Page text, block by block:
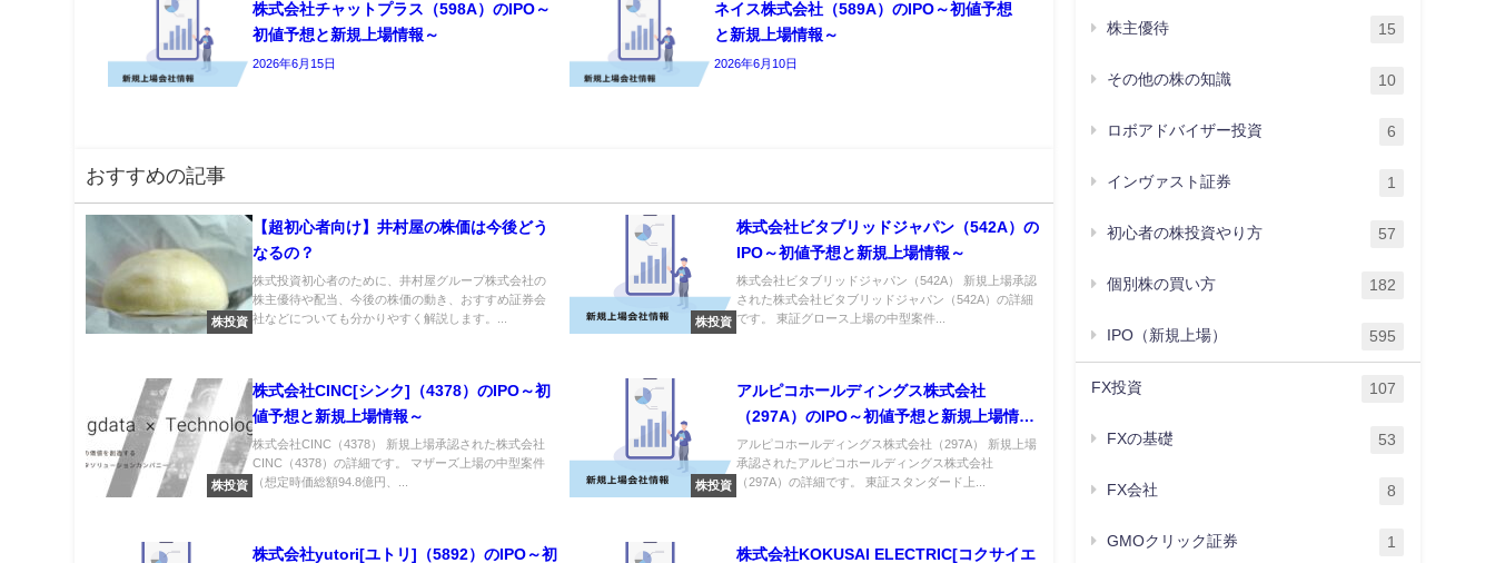
株式会社チャットプラス（598A）のIPO～
初値予想と新規上場情報～
2026年6月15日
ネイス株式会社（589A）のIPO～初値予想
と新規上場情報～
2026年6月10日
おすすめの記事
株投資
【超初心者向け】井村屋の株価は今後どう
なるの？
株式投資初心者のために、井村屋グループ株式会社の
株主優待や配当、今後の株価の動き、おすすめ証券会
社などについても分かりやすく解説します。...
株投資
株式会社ビタブリッドジャパン（542A）の
IPO～初値予想と新規上場情報～
株式会社ビタブリッドジャパン（542A） 新規上場承認
された株式会社ビタブリッドジャパン（542A）の詳細
です。 東証グロース上場の中型案件...
株投資
株式会社CINC[シンク]（4378）のIPO～初
値予想と新規上場情報～
株式会社CINC（4378） 新規上場承認された株式会社
CINC（4378）の詳細です。 マザーズ上場の中型案件
（想定時価総額94.8億円、...
株投資
アルピコホールディングス株式会社
（297A）のIPO～初値予想と新規上場情報
～
アルピコホールディングス株式会社（297A） 新規上場
承認されたアルピコホールディングス株式会社
（297A）の詳細です。 東証スタンダード上...
株式会社yutori[ユトリ]（5892）のIPO～初
株式会社KOKUSAI ELECTRIC[コクサイエ
株主優待 15
その他の株の知識 10
ロボアドバイザー投資 6
インヴァスト証券 1
初心者の株投資やり方 57
個別株の買い方 182
IPO（新規上場） 595
FX投資 107
FXの基礎 53
FX会社 8
GMOクリック証券 1